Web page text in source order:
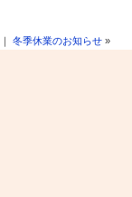
｜ 冬季休業のお知らせ »